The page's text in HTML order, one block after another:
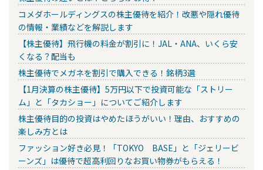
コメダホールディングスの株主優待を紹介！改悪や隠れ優待
の情報・業績などを解説します
【株主優待】飛行機の料金が割引に！JAL・ANA、いくら安
くなる？配当も
株主優待でメガネを割引で購入できる！銘柄3選
【1月決算の株主優待】5万円以下で投資可能な「ストリー
ム」と「タカショー」についてご紹介します
株主優待目的の投資はやめたほうがいい！理由、おすすめの
楽しみ方とは
ファッション好き必見！「TOKYO BASE」と「ジェリービ
ーンズ」は優待で超高利回りなお買い物券がもらえる！